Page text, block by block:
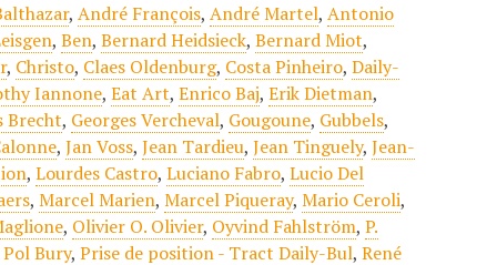
,André François,André Martel,Antonio
,Ben,Bernard Heidsieck,Bernard Miot,
, Christo, Claes Oldenburg, Costa Pinheiro,Daily-
Iannone,Eat Art,Enrico Baj,Erik Dietman,
Brecht, Georges Vercheval, Gougoune, Gubbels,
,Jan Voss,Jean Tardieu,Jean Tinguely,Jean-
,Lourdes Castro,Luciano Fabro,Lucio Del
,Marcel Marien,Marcel Piqueray,Mario Ceroli,
, Olivier O. Olivier, Oyvind Fahlström,P.
Pol Bury,Prise de position - Tract Daily-Bul,René